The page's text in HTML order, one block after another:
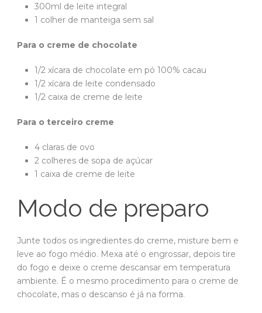
300ml de leite integral
1 colher de manteiga sem sal
Para o creme de chocolate
1/2 xícara de chocolate em pó 100% cacau
1/2 xícara de leite condensado
1/2 caixa de creme de leite
Para o terceiro creme
4 claras de ovo
2 colheres de sopa de açúcar
1 caixa de creme de leite
Modo de preparo
Junte todos os ingredientes do creme, misture bem e
leve ao fogo médio. Mexa até o engrossar, depois tire
do fogo e deixe o creme descansar em temperatura
ambiente. É o mesmo procedimento para o creme de
chocolate, mas o descanso é já na forma.